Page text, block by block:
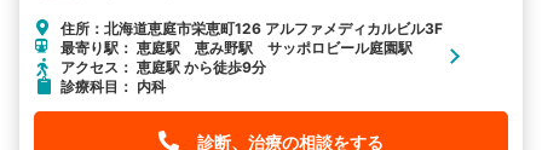
住所：北海道恵庭市栄恵町126 アルファメディカルビル3F
最寄り駅： 恵庭駅 恵み野駅 サッポロビール庭園駅
アクセス： 恵庭駅 から徒歩9分
診療科目： 内科
診断、治療の相談をする